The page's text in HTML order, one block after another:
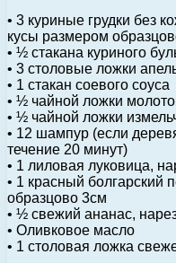
• 3 куриные грудки без
кусы размером
• ½ стакана куриного
• 3 столовые ложки
• 1 стакан соевого соуса
• ½ чайной ложки
• ½ чайной ложки
• 12 шампур (если
течение 20 минут)
• 1 лиловая луковица,
• 1 красный болгарский
образцово 3см
• ½ свежий ананас,
• Оливковое масло
• 1 столовая ложка